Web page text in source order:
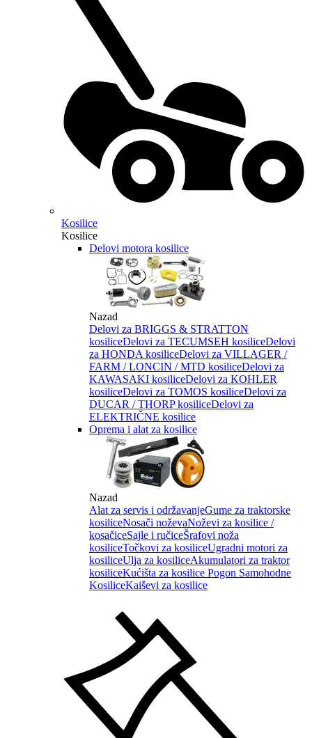
Kosilice
Kosilice
Delovi motora kosilice
Nazad
Delovi za BRIGGS & STRATTON
kosiliceDelovi za TECUMSEH kosiliceDelovi
za HONDA kosiliceDelovi za VILLAGER /
FARM / LONCIN / MTD kosiliceDelovi za
KAWASAKI kosiliceDelovi za KOHLER
kosiliceDelovi za TOMOS kosiliceDelovi za
DUCAR / THORP kosiliceDelovi za
ELEKTRIČNE kosilice
Oprema i alat za kosilice
Nazad
Alat za servis i održavanjeGume za traktorske
kosiliceNosači noževaNoževi za kosilice /
kosačiceSajle i ručiceŠrafovi noža
kosiliceTočkovi za kosiliceUgradni motori za
kosiliceUlja za kosiliceAkumulatori za traktor
kosiliceKućišta za kosilice Pogon Samohodne
KosiliceKaiševi za kosilice